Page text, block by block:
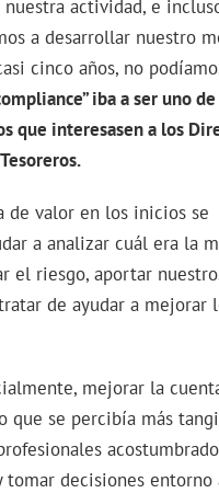
actividad, e
a desarrollar nuestro
cinco años, no
iba a ser uno
que interesasen a los
de valor en los inicios se
a analizar cuál era la
el riesgo, aportar
de ayudar a mejorar
mejorar la
que se percibía más
tomar decisiones entorno